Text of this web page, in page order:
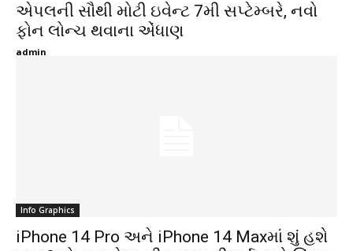
એપલની સૌથી મોટી ઇવેન્ટ 7મી સપ્ટેમ્બરે, નવો
ફોન લોન્ચ થવાના એંધાણ
admin
Info Graphics
iPhone 14 Pro અને iPhone 14 Maxમાં શું હશે